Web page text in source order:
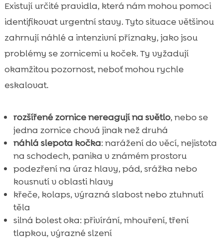
Existují určité pravidla, která nám mohou pomoci
identifikovat urgentní stavy. Tyto situace většinou
zahrnují náhlé a intenzivní příznaky, jako jsou
problémy se zornicemi u koček. Ty vyžadují
okamžitou pozornost, neboť mohou rychle
eskalovat.
rozšířené zornice nereagují na světlo, nebo se
jedna zornice chová jinak než druhá
náhlá slepota kočka: narážení do věcí, nejistota
na schodech, panika v známém prostoru
podezření na úraz hlavy, pád, srážka nebo
kousnutí v oblasti hlavy
křeče, kolaps, výrazná slabost nebo ztuhnutí
těla
silná bolest oka: přivírání, mhouření, tření
tlapkou, výrazné slzení